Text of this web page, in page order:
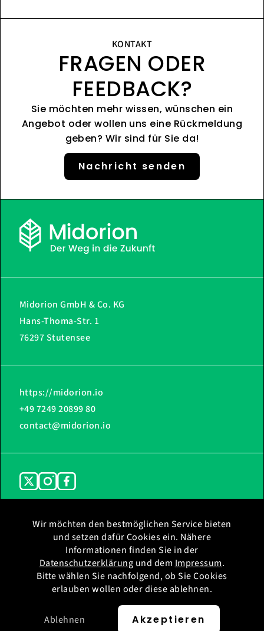
KONTAKT
FRAGEN ODER
FEEDBACK?
Sie möchten mehr wissen, wünschen ein
Angebot oder wollen uns eine Rückmeldung
geben? Wir sind für Sie da!
Nachricht senden
Midorion GmbH & Co. KG
Hans-Thoma-Str. 1
76297 Stutensee
https://midorion.io
+49 7249 20899 80
contact@midorion.io
Ladestationen
Support
Impressum
Datenschutz
Datenschutz WhatsApp
© 2026 Midorion GmbH & Co.KG All rights reserved.
Wir möchten den bestmöglichen Service bieten
und setzen dafür Cookies ein. Nähere
Informationen finden Sie in der
Datenschutzerklärung und dem Impressum.
Bitte wählen Sie nachfolgend, ob Sie Cookies
erlauben wollen oder diese ablehnen.
Ablehnen Akzeptieren